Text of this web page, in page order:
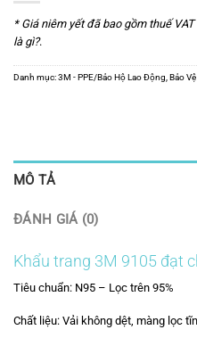
* Giá niêm yết đã bao gồm thuế
là gì?.
Danh mục:3M - PPE/Bảo Hộ Lao Động,Bảo
MÔ TẢ
ĐÁNH GIÁ (0)
Khẩu trang 3M 9105 đạt
Tiêu chuẩn: N95 – Lọc trên 95%
Chất liệu: Vải không dệt, màng lọc